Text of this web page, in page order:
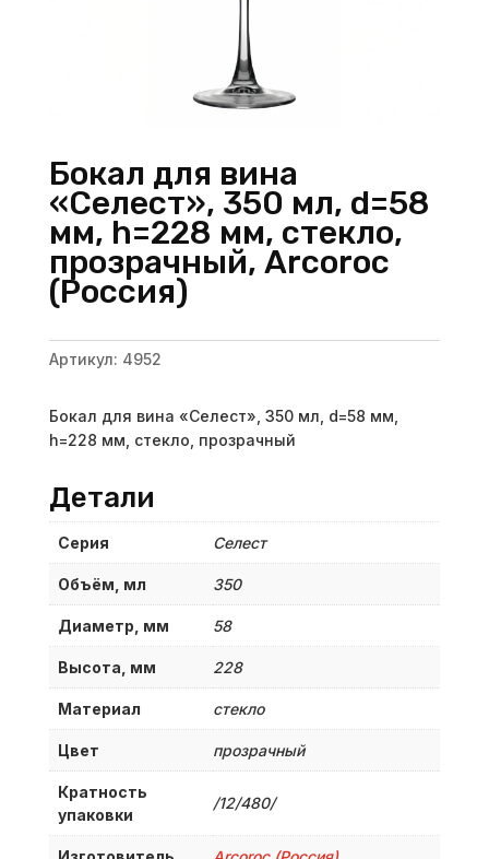
Бокал для вина
«Селест», 350 мл, d=58
мм, h=228 мм, стекло,
прозрачный, Arcoroc
(Россия)
Артикул: 4952
Бокал для вина «Селест», 350 мл, d=58 мм,
h=228 мм, стекло, прозрачный
Детали
Серия Селест
Объём, мл 350
Диаметр, мм 58
Высота, мм 228
Материал стекло
Цвет прозрачный
Кратность
упаковки
/12/480/